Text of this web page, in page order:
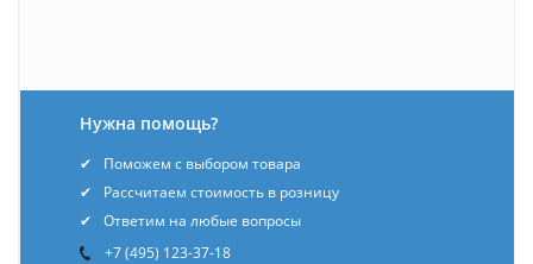
Нужна помощь?
Поможем с выбором товара
Рассчитаем стоимость в розницу
Ответим на любые вопросы
+7 (495) 123-37-18